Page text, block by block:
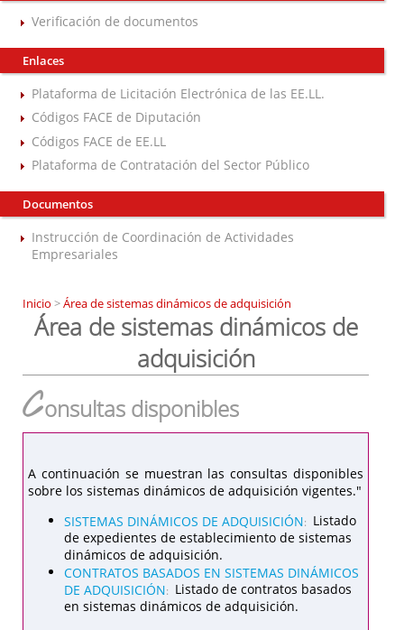
Verificación de documentos
Enlaces
Plataforma de Licitación Electrónica de las EE.LL.
Códigos FACE de Diputación
Códigos FACE de EE.LL
Plataforma de Contratación del Sector Público
Documentos
Instrucción de Coordinación de Actividades
Empresariales
Inicio >Área de sistemas dinámicos de adquisición
Área de sistemas dinámicos de
adquisición
Consultas disponibles
A continuación se muestran las consultas disponibles
sobre los sistemas dinámicos de adquisición vigentes."
SISTEMAS DINÁMICOS DE ADQUISICIÓN: Listado
de expedientes de establecimiento de sistemas
dinámicos de adquisición.
CONTRATOS BASADOS EN SISTEMAS DINÁMICOS
DE ADQUISICIÓN: Listado de contratos basados
en sistemas dinámicos de adquisición.